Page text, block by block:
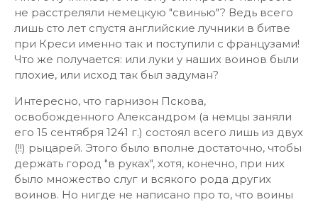
не расстреляли немецкую "свинью"? Ведь всего
лишь сто лет спустя английские лучники в битве
при Креси именно так и поступили с французами!
Что же получается: или луки у наших воинов были
плохие, или исход так был задуман?
Интересно, что гарнизон Пскова,
освобожденного Александром (а немцы заняли
его 15 сентября 1241 г.) состоял всего лишь из двух
(!!) рыцарей. Этого было вполне достаточно, чтобы
держать город "в руках", хотя, конечно, при них
было множество слуг и всякого рода других
воинов. Но нигде не написано про то, что воины